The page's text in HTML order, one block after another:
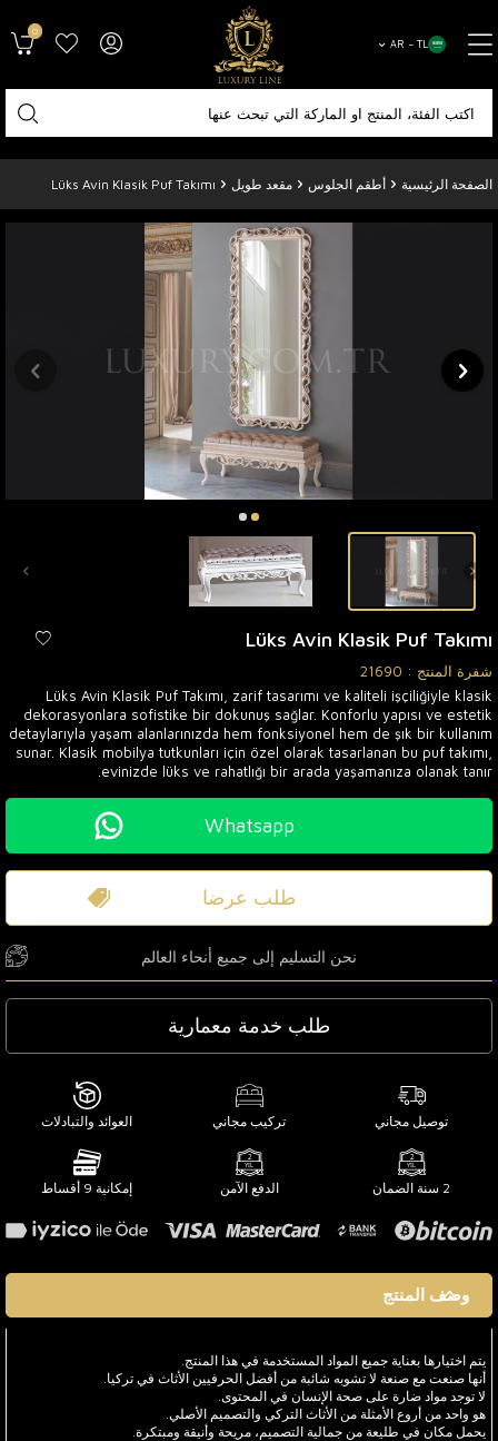
AR − TL
0
الصفحة الرئيسية أطقم الجلوس مقعد طويل Lüks Avin Klasik Puf Takımı
Lüks Avin Klasik Puf Takımı
شفرة المنتج : 21690
Lüks Avin Klasik Puf Takımı, zarif tasarımı ve kaliteli işçiliğiyle klasik
dekorasyonlara sofistike bir dokunuş sağlar. Konforlu yapısı ve estetik
detaylarıyla yaşam alanlarınızda hem fonksiyonel hem de şık bir kullanım
sunar. Klasik mobilya tutkunları için özel olarak tasarlanan bu puf takımı,
evinizde lüks ve rahatlığı bir arada yaşamanıza olanak tanır.
Whatsapp
طلب عرضا
نحن التسليم إلى جميع أنحاء العالم
طلب خدمة معمارية
توصيل مجاني تركيب مجاني العوائد والتبادلات
2 سنة الضمان الدفع الآمن إمكانية 9 أقساط
وصف المنتج
يتم اختيارها بعناية جميع المواد المستخدمة في هذا المنتج.
أنها صنعت مع صنعة لا تشوبه شائبة من أفضل الحرفيين الأثاث في تركيا.
لا توجد مواد ضارة على صحة الإنسان في المحتوى.
هو واحد من أروع الأمثلة من الأثاث التركي والتصميم الأصلي.
يحمل مكان في طليعة من جمالية التصميم، مريحة وأنيقة ومبتكرة.